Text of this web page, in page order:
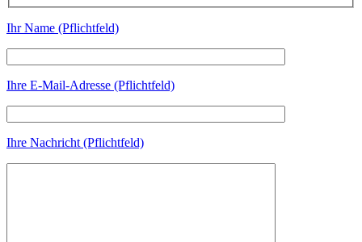
Ihr Name (Pflichtfeld)
Ihre E-Mail-Adresse (Pflichtfeld)
Ihre Nachricht (Pflichtfeld)